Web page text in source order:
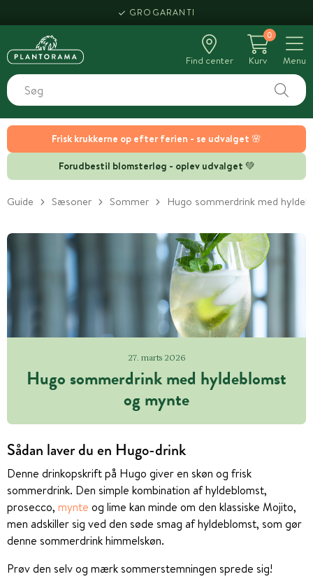
Frisk krukkerne op efter ferien - se udvalget 🌸
Forudbestil blomsterløg - oplev udvalget 💚
GROGARANTI
Find center
0
Kurv
Menu
Guide Sæsoner Sommer Hugo sommerdrink med
27. marts 2026
Hugo sommerdrink med hyldeblomst
og mynte
Sådan laver du en Hugo-drink
Denne drinkopskrift på Hugo giver en skøn og frisk
sommerdrink. Den simple kombination af hyldeblomst,
prosecco, mynte og lime kan minde om den klassiske Mojito,
men adskiller sig ved den søde smag af hyldeblomst, som gør
denne sommerdrink himmelskøn.
Prøv den selv og mærk sommerstemningen sprede sig!